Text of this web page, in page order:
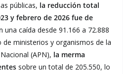
públicas, la reducción total
y febrero de 2026 fue de
una caída desde 91.166 a 72.888
de ministerios y organismos de la
(APN), la merma
sobre un total de 205.550, lo